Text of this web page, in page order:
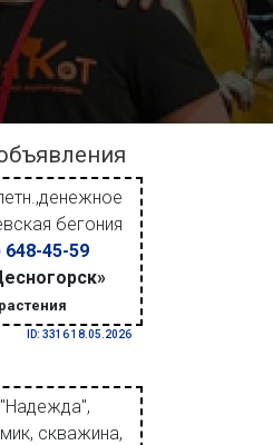
бегония
648-45-59
ID: 3316 18.05.2026
скважина,